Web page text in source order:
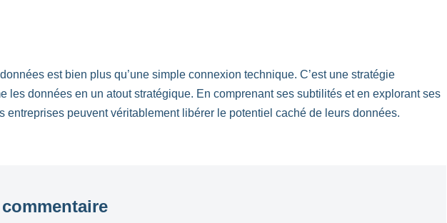
est bien plus qu’une simple connexion technique. C’est une stratégie
les données en un atout stratégique. En comprenant ses subtilités et en explorant ses
entreprises peuvent véritablement libérer le potentiel caché de leurs données.